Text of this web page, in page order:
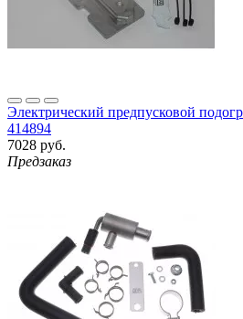
Электрический предпусковой
414894
7028 руб.
Предзаказ